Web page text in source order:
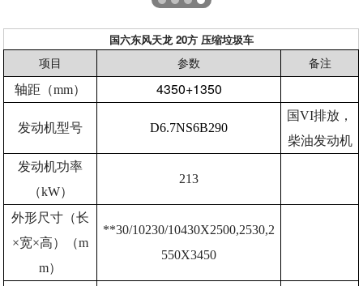
国六东风天龙 20方 压缩垃圾车
项目 参数 备注
轴距（mm） 4350+1350
发动机型号 D6.7NS6B290
国VI排放，
柴油发动机
发动机功率
（kW）
213
外形尺寸（长
×宽×高）（m
m）
**30/10230/10430X2500,2530,2
550X3450